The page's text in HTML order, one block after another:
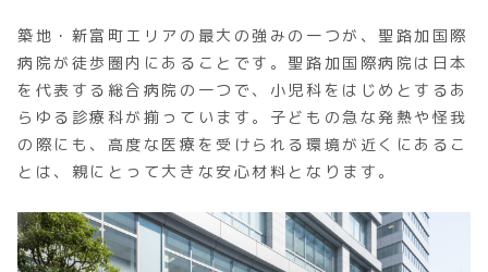
築地・新富町エリアの最大の強みの一つが、聖路加国際
病院が徒歩圏内にあることです。聖路加国際病院は日本
を代表する総合病院の一つで、小児科をはじめとするあ
らゆる診療科が揃っています。子どもの急な発熱や怪我
の際にも、高度な医療を受けられる環境が近くにあるこ
とは、親にとって大きな安心材料となります。